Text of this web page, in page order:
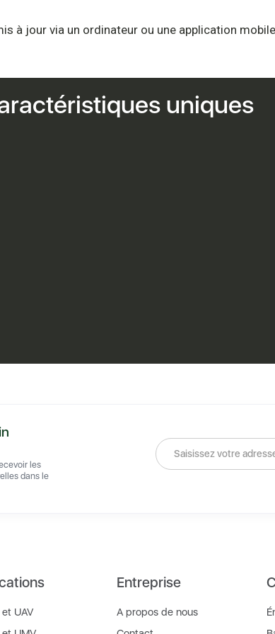
à jour via un ordinateur ou une application
uniques
les
dans le
UAV
Entreprise
A propos de nous